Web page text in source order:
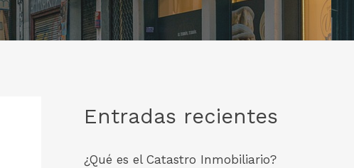
Entradas recientes
¿Qué es el Catastro Inmobiliario?